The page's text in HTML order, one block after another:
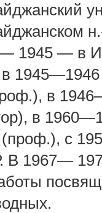
1945 — в
1945—1946
в
в
с
В 1967—